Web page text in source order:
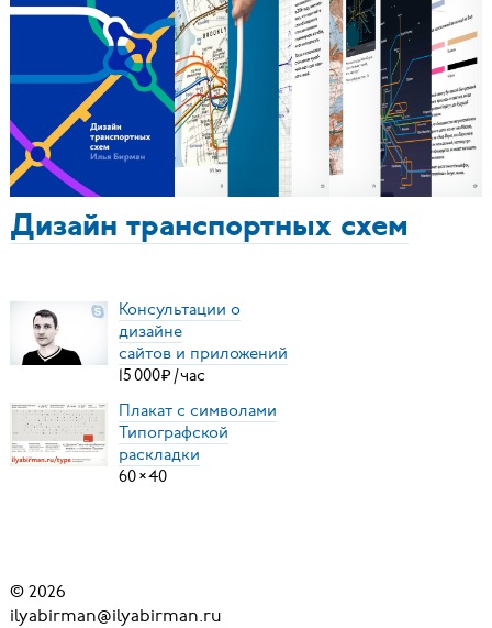
Дизайн транспортных схем
Консультации о
дизайне
сайтов и приложений
15000₽ /час
Плакат с символами
Типографской
раскладки
60×40
© 2026
ilyabirman@ilyabirman.ru